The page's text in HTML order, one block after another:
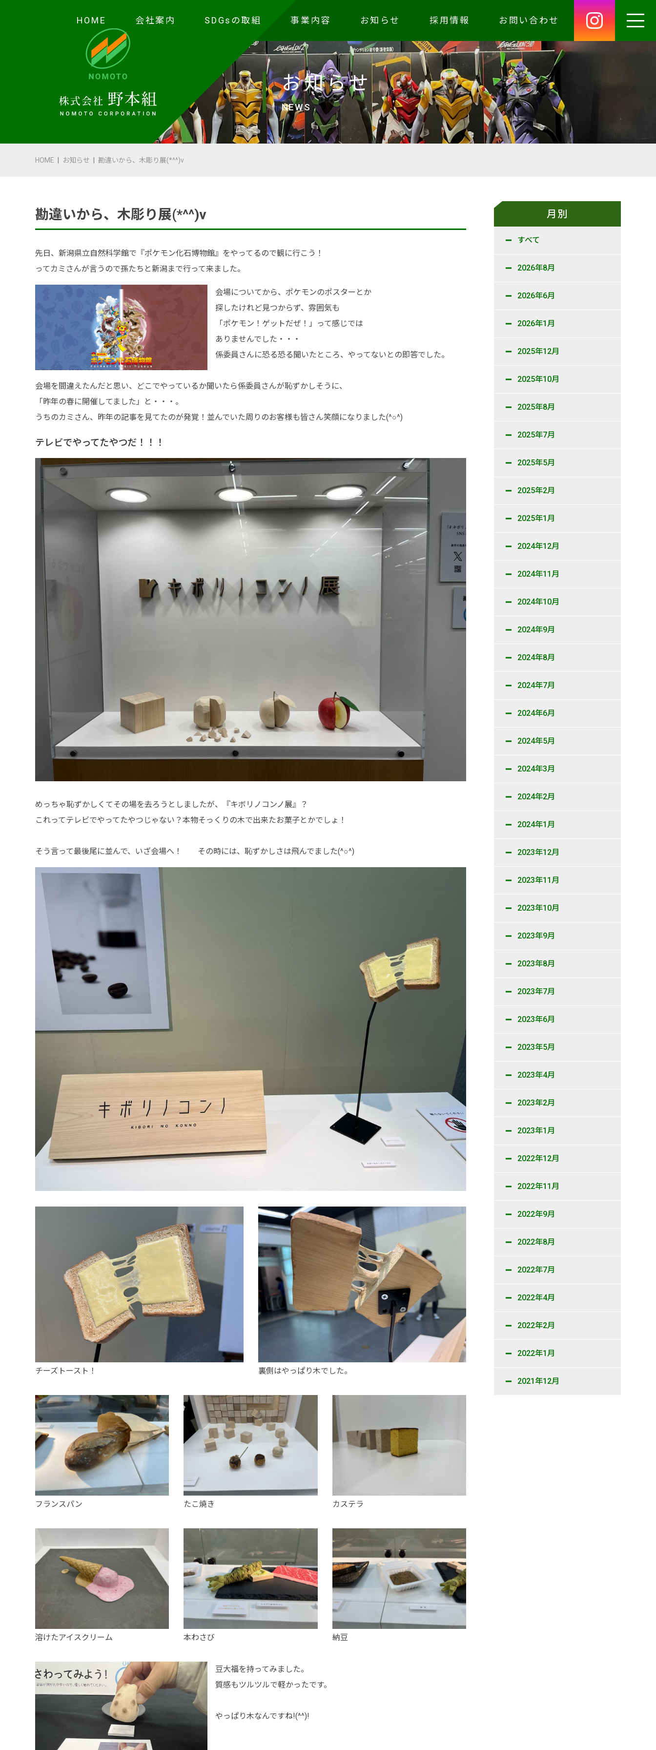
HOME 会社案内 SDGsの取組 事業内容 お知らせ 採用情報 お問い合わせ
お知らせ
NEWS
HOME お知らせ 勘違いから、木彫り展(*^^)v
勘違いから、木彫り展(*^^)v
先日、新潟県立自然科学館で『ポケモン化石博物館』をやってるので観に行こう！
ってカミさんが言うので孫たちと新潟まで行って来ました。
会場についてから、ポケモンのポスターとか
探したけれど見つからず、雰囲気も
「ポケモン！ゲットだぜ！」って感じでは
ありませんでした・・・
係委員さんに恐る恐る聞いたところ、やってないとの即答でした。
会場を間違えたんだと思い、どこでやっているか聞いたら係委員さんが恥ずかしそうに、
「昨年の春に開催してました」と・・・。
うちのカミさん、昨年の記事を見てたのが発覚！並んでいた周りのお客様も皆さん笑顔になりました(^○^)
テレビでやってたやつだ！！！
めっちゃ恥ずかしくてその場を去ろうとしましたが、『キボリノコンノ展』？
これってテレビでやってたやつじゃない？本物そっくりの木で出来たお菓子とかでしょ！
そう言って最後尾に並んで、いざ会場へ！ その時には、恥ずかしさは飛んでました(^○^)
チーズトースト！ 裏側はやっぱり木でした。
フランスパン たこ焼き カステラ
溶けたアイスクリーム 本わさび 納豆
豆大福を持ってみました。
質感もツルツルで軽かったです。
やっぱり木なんですね!(^^)!
月別
すべて
2026年8月
2026年6月
2026年1月
2025年12月
2025年10月
2025年8月
2025年7月
2025年5月
2025年2月
2025年1月
2024年12月
2024年11月
2024年10月
2024年9月
2024年8月
2024年7月
2024年6月
2024年5月
2024年3月
2024年2月
2024年1月
2023年12月
2023年11月
2023年10月
2023年9月
2023年8月
2023年7月
2023年6月
2023年5月
2023年4月
2023年2月
2023年1月
2022年12月
2022年11月
2022年9月
2022年8月
2022年7月
2022年4月
2022年2月
2022年1月
2021年12月
会社案内
代表あいさつ
会社概要・沿革
アクセス
SDGsの取組
事業内容
お知らせ
社員紹介・インタビュー
新卒採用情報
一般採用 アグリ事業部
社内制度・福利厚生